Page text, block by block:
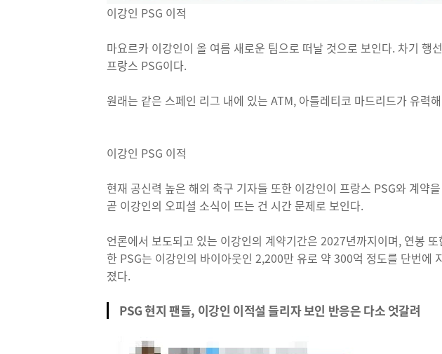
이강인 PSG 이적
마요르카 이강인이 올 여름 새로운 팀으로 떠날 것으로 보인다. 차기 행
프랑스 PSG이다.
원래는 같은 스페인 리그 내에 있는 ATM, 아틀레티코 마드리드가 유력
이강인 PSG 이적
현재 공신력 높은 해외 축구 기자들 또한 이강인이 프랑스 PSG와 계약
곧 이강인의 오피셜 소식이 뜨는 건 시간 문제로 보인다.
언론에서 보도되고 있는 이강인의 계약기간은 2027년까지이며, 연봉
한 PSG는 이강인의 바이아웃인 2,200만 유로 약 300억 정도를 단번에
졌다.
PSG 현지 팬들, 이강인 이적설 들리자 보인 반응은 다소 엇갈려